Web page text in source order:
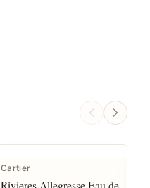
Cartier
Rivieres Allegresse Eau de